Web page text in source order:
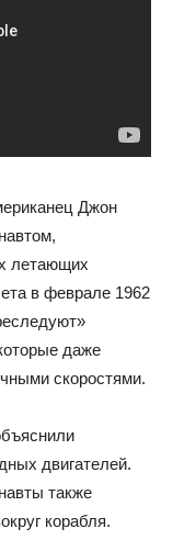
Джон
летающих
в феврале 1962
даже
скоростями.
двигателей.
также
корабля.